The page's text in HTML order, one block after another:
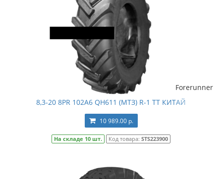
Forerunner
8,3-20 8PR 102A6 QH611 (МТЗ) R-1 TT КИТАЙ
10 989.00 р.
На складе 10 шт. Код товара: STS223900